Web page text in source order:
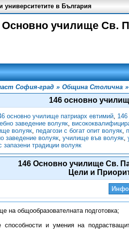
Основно училище Св.
университетите в България
София-град » Община Столична »
146 основно
основно училище патриарх евтимий,
заведение волуяк,
волуяк, педагози с богат опит волуяк,
заведение волуяк, училище във волуяк,
традиции волуяк
146 Основно училище Св.
Цели и
на общообразователната подготовка;
способности и умения на